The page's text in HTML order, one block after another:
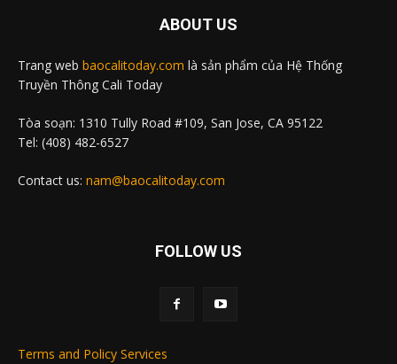
ABOUT US
Trang web baocalitoday.com là sản phẩm của Hệ Thống
Truyền Thông Cali Today
Tòa soạn: 1310 Tully Road #109, San Jose, CA 95122
Tel: (408) 482-6527
Contact us: nam@baocalitoday.com
FOLLOW US
Terms and Policy Services